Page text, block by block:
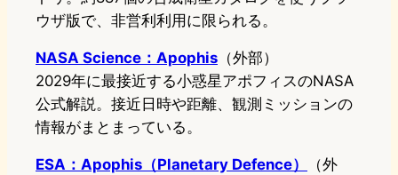
ウザ版で、非営利利用に限られる。
NASA Science：Apophis （外部）
2029年に最接近する小惑星アポフィスのNASA
公式解説。接近日時や距離、観測ミッションの
情報がまとまっている。
ESA：Apophis（Planetary Defence）
（外